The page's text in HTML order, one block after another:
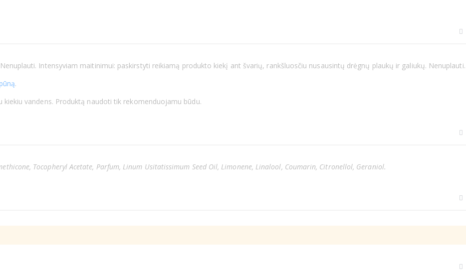
Intensyviam maitinimui: paskirstyti reikiamą produkto kiekį ant švarių, rankšluosčiu nusausintų drėgnų plaukų ir galiukų. Nenuplauti.
.
kiekiu vandens. Produktą naudoti tik rekomenduojamu būdu.
Tocopheryl Acetate, Parfum, Linum Usitatissimum Seed Oil, Limonene, Linalool, Coumarin, Citronellol, Geraniol.